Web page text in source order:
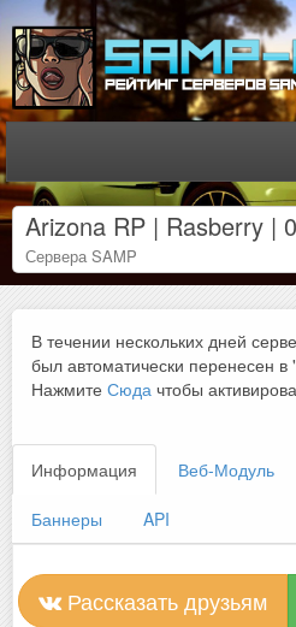
Arizona RP | Rasberry |
Сервера SAMP
В течении нескольких дней
был автоматически перенесен
Нажмите Сюда чтобы
Информация Веб-Модуль
Баннеры API
Рассказать друзьям